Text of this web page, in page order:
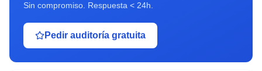
Sin compromiso. Respuesta < 24h.
Pedir auditoría gratuita